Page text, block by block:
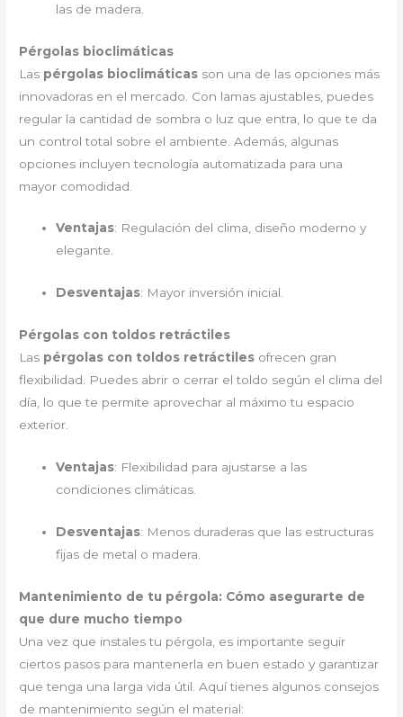
las de madera.
Pérgolas bioclimáticas
Las pérgolas bioclimáticas son una de las opciones más
innovadoras en el mercado. Con lamas ajustables, puedes
regular la cantidad de sombra o luz que entra, lo que te da
un control total sobre el ambiente. Además, algunas
opciones incluyen tecnología automatizada para una
mayor comodidad.
Ventajas: Regulación del clima, diseño moderno y
elegante.
Desventajas: Mayor inversión inicial.
Pérgolas con toldos retráctiles
Las pérgolas con toldos retráctiles ofrecen gran
flexibilidad. Puedes abrir o cerrar el toldo según el clima del
día, lo que te permite aprovechar al máximo tu espacio
exterior.
Ventajas: Flexibilidad para ajustarse a las
condiciones climáticas.
Desventajas: Menos duraderas que las estructuras
fijas de metal o madera.
Mantenimiento de tu pérgola: Cómo asegurarte de
que dure mucho tiempo
Una vez que instales tu pérgola, es importante seguir
ciertos pasos para mantenerla en buen estado y garantizar
que tenga una larga vida útil. Aquí tienes algunos consejos
de mantenimiento según el material: